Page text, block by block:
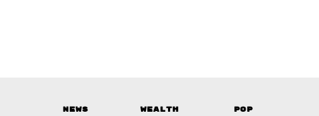
News Wealth
Pop